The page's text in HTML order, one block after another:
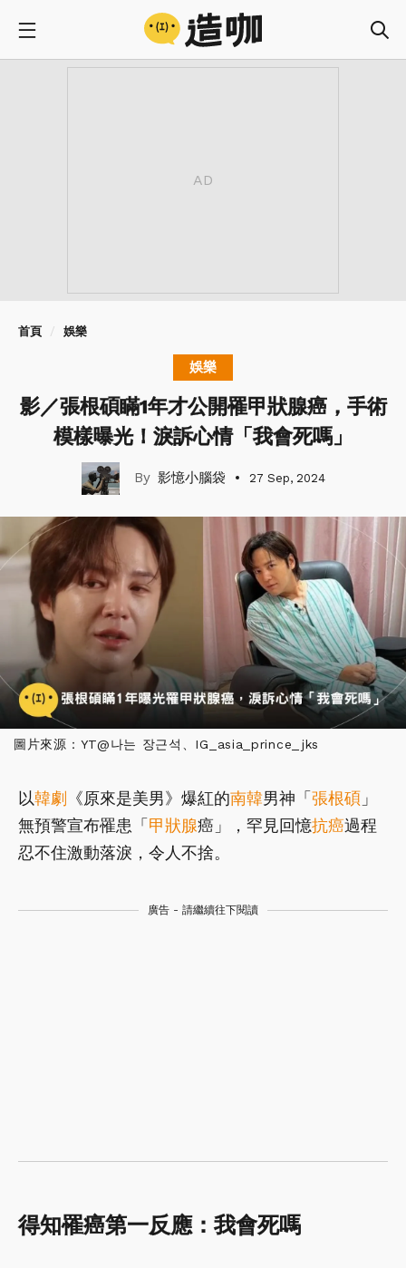
首頁 娛樂
娛樂
影／張根碩瞞1年才公開罹甲狀腺癌，手術
模樣曝光！淚訴心情「我會死嗎」
影憶小腦袋 27 Sep, 2024
圖片來源：YT@나는 장근석、IG_asia_prince_jks
以韓劇 《原來是美男》爆紅的南韓男神「 張根碩 」
無預警宣布罹患「 甲狀腺癌」，罕見回憶抗癌過程
忍不住激動落淚，令人不捨。
廣告 - 請繼續往下閱讀
得知罹癌第一反應：我會死嗎